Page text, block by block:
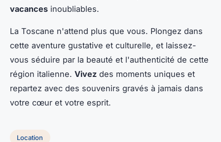
vacances inoubliables.
La Toscane n'attend plus que vous. Plongez dans
cette aventure gustative et culturelle, et laissez-
vous séduire par la beauté et l'authenticité de cette
région italienne. Vivez des moments uniques et
repartez avec des souvenirs gravés à jamais dans
votre cœur et votre esprit.
Location